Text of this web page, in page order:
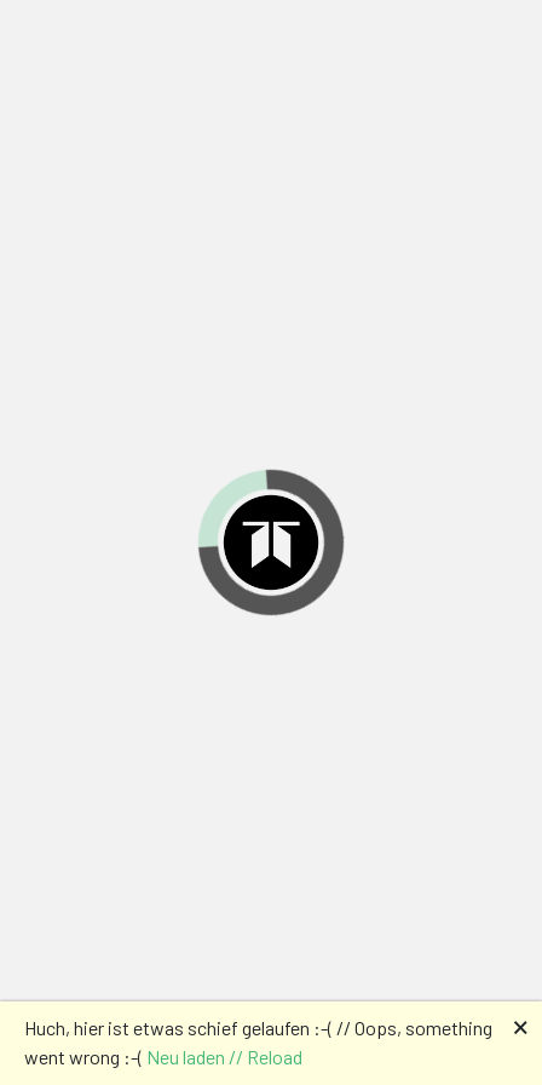
Huch, hier ist etwas schief gelaufen :-( // Oops, something
went wrong :-( Neu laden // Reload
🗙